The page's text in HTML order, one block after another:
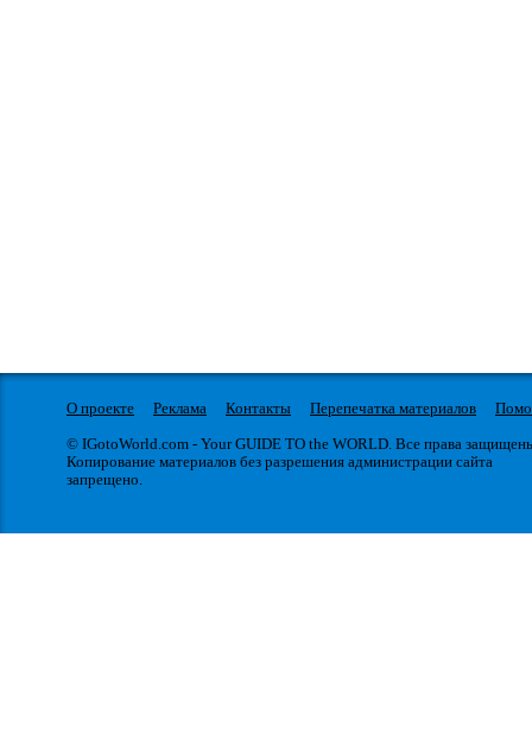
О проекте Реклама Контакты Перепечатка материалов
© IGotoWorld.com - Your GUIDE TO the WORLD. Все права
Копирование материалов без разрешения администрации сайта
запрещено.